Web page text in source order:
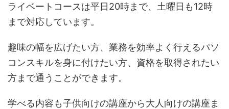
ライベートコースは平日20時まで、土曜日も12時
まで対応しています。
趣味の幅を広げたい方、業務を効率よく行えるパソ
コンスキルを身に付けたい方、資格を取得されたい
方まで通うことができます。
学べる内容も子供向けの講座から大人向けの講座ま